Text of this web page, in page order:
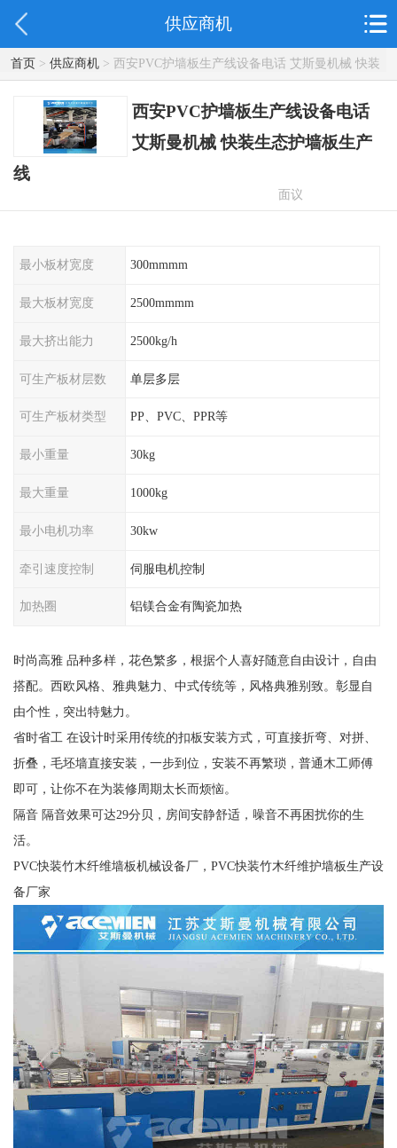
供应商机
首页> 供应商机> 西安PVC护墙板生产线设备电话 艾斯曼机械 快装
生态护墙板生产线
西安PVC护墙板生产线设备电话
艾斯曼机械 快装生态护墙板生产
线
面议
最小板材宽度 300mmmm
最大板材宽度 2500mmmm
最大挤出能力 2500kg/h
可生产板材层数 单层多层
可生产板材类型 PP、PVC、PPR等
最小重量 30kg
最大重量 1000kg
最小电机功率 30kw
牵引速度控制 伺服电机控制
加热圈 铝镁合金有陶瓷加热
时尚高雅 品种多样，花色繁多，根据个人喜好随意自由设计，自由
搭配。西欧风格、雅典魅力、中式传统等，风格典雅别致。彰显自
由个性，突出特魅力。
省时省工 在设计时采用传统的扣板安装方式，可直接折弯、对拼、
折叠，毛坯墙直接安装，一步到位，安装不再繁琐，普通木工师傅
即可，让你不在为装修周期太长而烦恼。
隔音 隔音效果可达29分贝，房间安静舒适，噪音不再困扰你的生
活。
PVC快装竹木纤维墙板机械设备厂，PVC快装竹木纤维护墙板生产设
备厂家